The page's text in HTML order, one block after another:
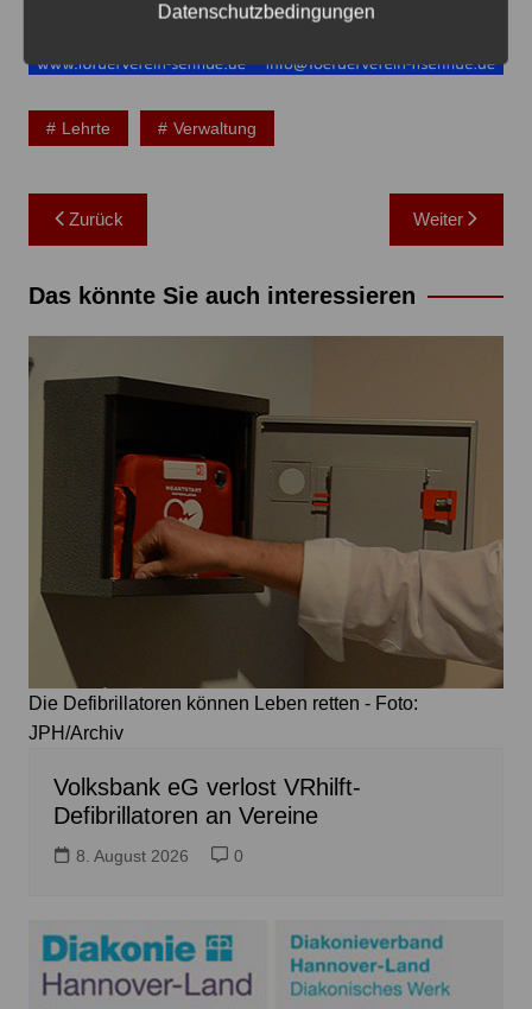
Lehrte Verwaltung
Beitragsnavigation
Zurück Weiter
Das könnte Sie auch interessieren
Die Defibrillatoren können Leben retten - Foto:
JPH/Archiv
Volksbank eG verlost VRhilft-
Defibrillatoren an Vereine
8. August 2026 0
Datenschutzbedingungen